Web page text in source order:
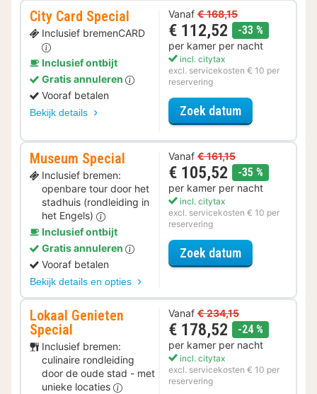
City Card Special
Inclusief bremenCARD
Inclusief ontbijt
Gratis annuleren
Vooraf betalen
Bekijk details
Vanaf € 168,15
€ 112,52 -33 %
per kamer per nacht
incl. citytax
excl. servicekosten € 10 per
reservering
Zoek datumvoor City
Museum Special
Inclusief bremen:
openbare tour door het
stadhuis (rondleiding in
het Engels)
Inclusief ontbijt
Gratis annuleren
Vooraf betalen
Bekijk details en opties
Vanaf € 161,15
€ 105,52 -35 %
per kamer per nacht
incl. citytax
excl. servicekosten € 10 per
reservering
Zoek datumvoor Museum
Lokaal Genieten
Special
Inclusief bremen:
culinaire rondleiding
door de oude stad - met
unieke locaties
Vanaf € 234,15
€ 178,52 -24 %
per kamer per nacht
incl. citytax
excl. servicekosten € 10 per
reservering